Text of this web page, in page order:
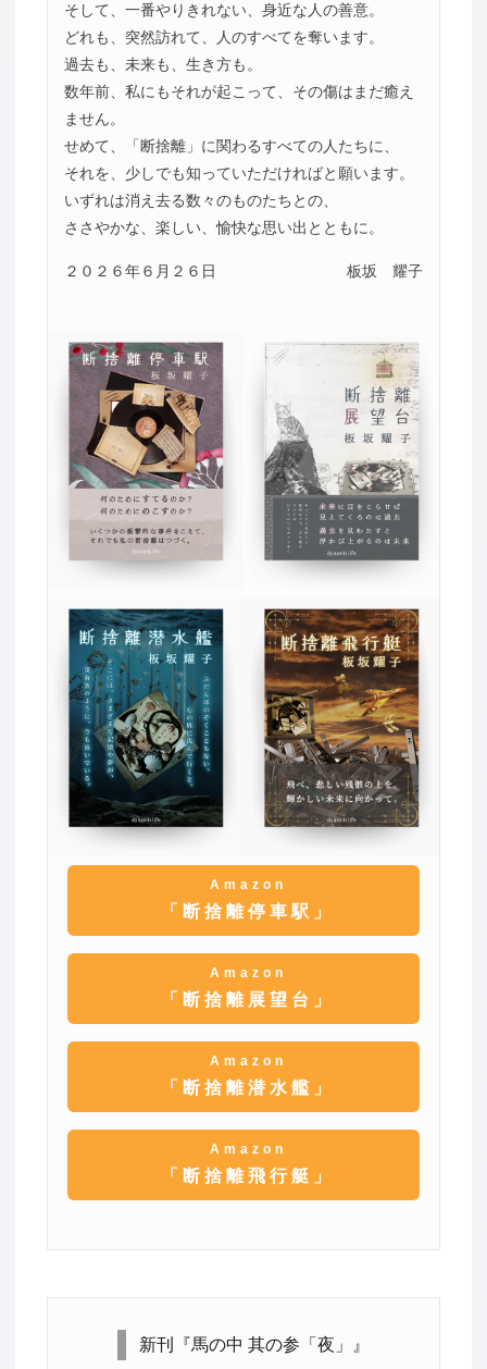
そして、一番やりきれない、身近な人の善意。
どれも、突然訪れて、人のすべてを奪います。
過去も、未来も、生き方も。
数年前、私にもそれが起こって、その傷はまだ癒え
ません。
せめて、「断捨離」に関わるすべての人たちに、
それを、少しでも知っていただければと願います。
いずれは消え去る数々のものたちとの、
ささやかな、楽しい、愉快な思い出とともに。
２０２６年６月２６日 板坂 耀子
Amazon
「断捨離停車駅」
Amazon
「断捨離展望台」
Amazon
「断捨離潜水艦」
Amazon
「断捨離飛行艇」
新刊『馬の中 其の参「夜」』